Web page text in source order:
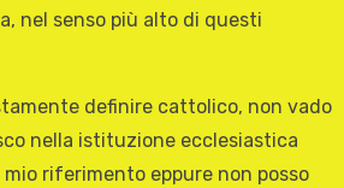
nel senso più alto di questi
definire cattolico, non vado
nella istituzione ecclesiastica
riferimento eppure non posso